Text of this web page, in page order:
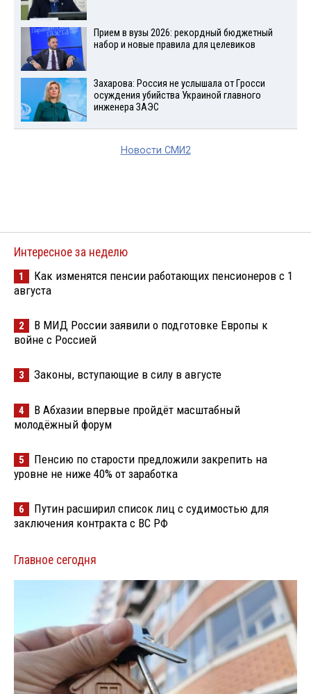
Прием в вузы 2026: рекордный бюджетный
набор и новые правила для целевиков
Захарова: Россия не услышала от Гросси
осуждения убийства Украиной главного
инженера ЗАЭС
Новости СМИ2
Интересное за неделю
1
Как изменятся пенсии работающих пенсионеров с 1
августа
2
В МИД России заявили о подготовке Европы к
войне с Россией
3 Законы, вступающие в силу в августе
4
В Абхазии впервые пройдёт масштабный
молодёжный форум
5
Пенсию по старости предложили закрепить на
уровне не ниже 40% от заработка
6
Путин расширил список лиц с судимостью для
заключения контракта с ВС РФ
Главное сегодня